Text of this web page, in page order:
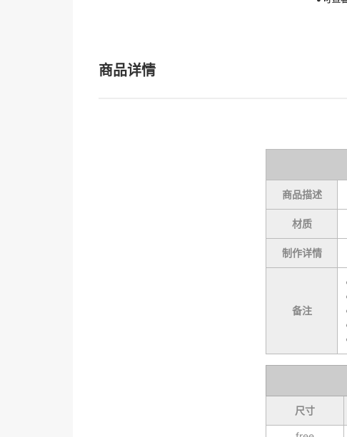
商品详情
商品描述
材质
制作详情
备注
尺寸